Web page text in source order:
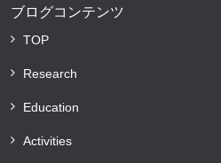
ブログコンテンツ
TOP
Research
Education
Activities